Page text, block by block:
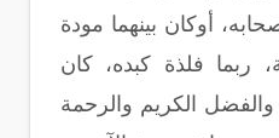
أوكان بينهما مودة
ربما فلذة كبده، كان
والفضل الكريم والرحمة